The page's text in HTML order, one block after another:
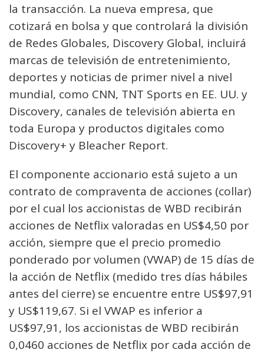
la transacción. La nueva empresa, que
cotizará en bolsa y que controlará la división
de Redes Globales, Discovery Global, incluirá
marcas de televisión de entretenimiento,
deportes y noticias de primer nivel a nivel
mundial, como CNN, TNT Sports en EE. UU. y
Discovery, canales de televisión abierta en
toda Europa y productos digitales como
Discovery+ y Bleacher Report.
El componente accionario está sujeto a un
contrato de compraventa de acciones (collar)
por el cual los accionistas de WBD recibirán
acciones de Netflix valoradas en US$4,50 por
acción, siempre que el precio promedio
ponderado por volumen (VWAP) de 15 días de
la acción de Netflix (medido tres días hábiles
antes del cierre) se encuentre entre US$97,91
y US$119,67. Si el VWAP es inferior a
US$97,91, los accionistas de WBD recibirán
0,0460 acciones de Netflix por cada acción de